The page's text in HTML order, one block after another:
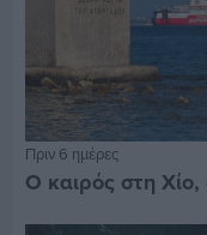
Πριν 6 ημέρες
Ο καιρός στη